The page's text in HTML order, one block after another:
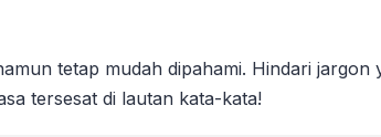
tetap mudah dipahami. Hindari
tersesat di lautan kata-kata!